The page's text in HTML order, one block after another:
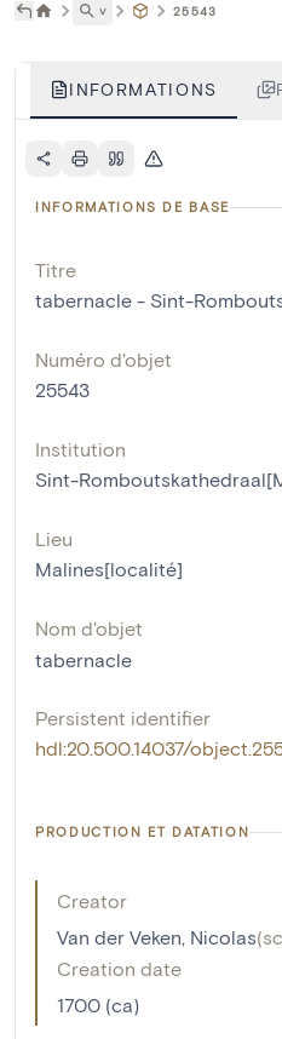
˅ 25543
INFORMATIONS
INFORMATIONS DE BASE
Titre
tabernacle - Sint-
Numéro d'objet
25543
Institution
Sint-
Lieu
Malines[localité]
Nom d'objet
tabernacle
Persistent identifier
hdl:20.500.14037/
PRODUCTION ET DATATION
Creator
Van der Veken, Nicolas(
Creation date
1700 (ca)